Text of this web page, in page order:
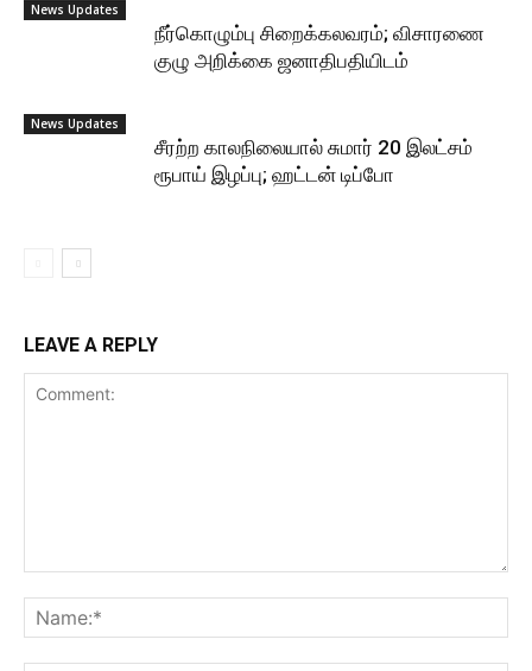
News Updates
நீர்கொழும்பு சிறைக்கலவரம்; விசாரணை
குழு அறிக்கை ஜனாதிபதியிடம்
News Updates
சீரற்ற காலநிலையால் சுமார் 20 இலட்சம்
ரூபாய் இழப்பு; ஹட்டன் டிப்போ
LEAVE A REPLY